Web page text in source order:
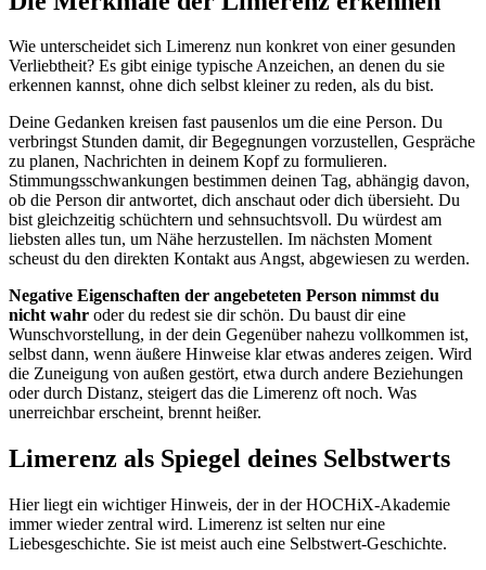
Wie unterscheidet sich Limerenz nun konkret von einer gesunden
Verliebtheit? Es gibt einige typische Anzeichen, an denen du sie
erkennen kannst, ohne dich selbst kleiner zu reden, als du bist.
Deine Gedanken kreisen fast pausenlos um die eine Person. Du
verbringst Stunden damit, dir Begegnungen vorzustellen, Gespräche
zu planen, Nachrichten in deinem Kopf zu formulieren.
Stimmungsschwankungen bestimmen deinen Tag, abhängig davon,
ob die Person dir antwortet, dich anschaut oder dich übersieht. Du
bist gleichzeitig schüchtern und sehnsuchtsvoll. Du würdest am
liebsten alles tun, um Nähe herzustellen. Im nächsten Moment
scheust du den direkten Kontakt aus Angst, abgewiesen zu werden.
Negative Eigenschaften der angebeteten Person nimmst du
nicht wahr oder du redest sie dir schön. Du baust dir eine
Wunschvorstellung, in der dein Gegenüber nahezu vollkommen ist,
selbst dann, wenn äußere Hinweise klar etwas anderes zeigen. Wird
die Zuneigung von außen gestört, etwa durch andere Beziehungen
oder durch Distanz, steigert das die Limerenz oft noch. Was
unerreichbar erscheint, brennt heißer.
Limerenz als Spiegel deines Selbstwerts
Hier liegt ein wichtiger Hinweis, der in der HOCHiX-Akademie
immer wieder zentral wird. Limerenz ist selten nur eine
Liebesgeschichte. Sie ist meist auch eine Selbstwert-Geschichte.